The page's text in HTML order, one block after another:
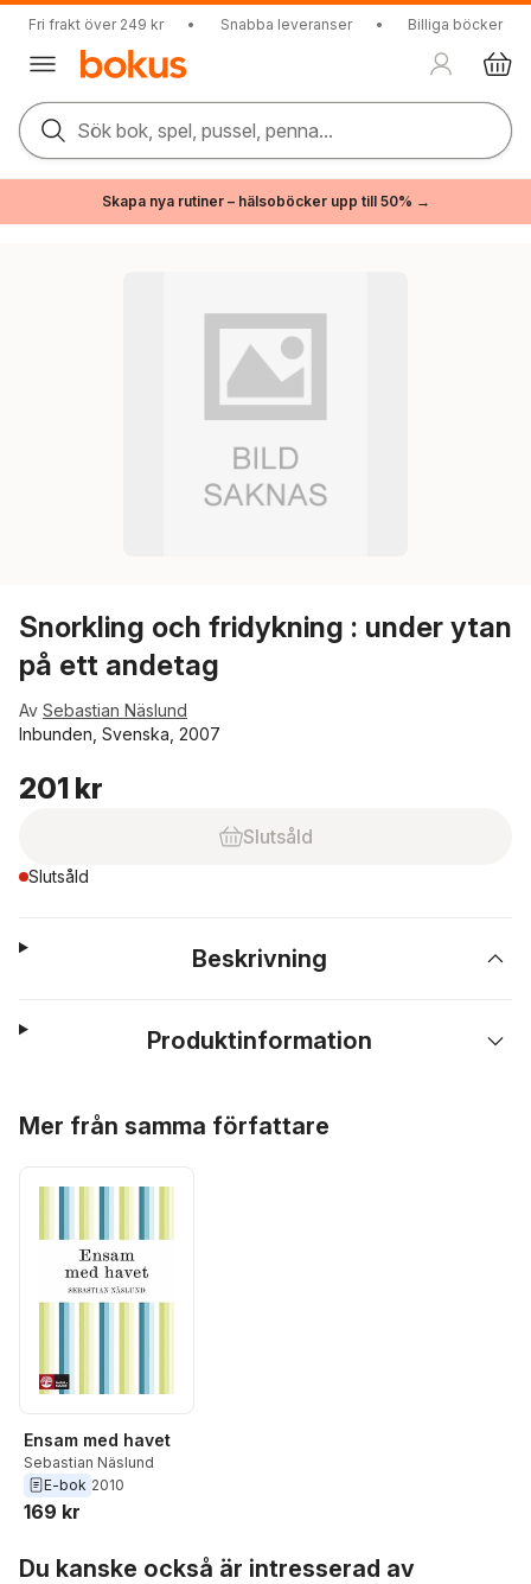
Fri frakt över 249 kr • Snabba leveranser • Billiga böcker
Sök bok, spel, pussel, penna...
Skapa nya rutiner – hälsoböcker upp till 50% →
Snorkling och fridykning : under ytan
på ett andetag
Av Sebastian Näslund
Inbunden, Svenska, 2007
201 kr
Slutsåld
Slutsåld
Beskrivning
Produktinformation
Mer från samma författare
Ensam med havet
Sebastian Näslund
E-bok 2010
169 kr
Du kanske också är intresserad av